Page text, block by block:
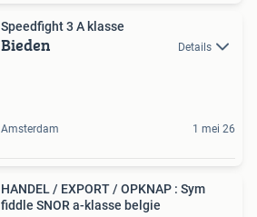
Speedfight 3 A klasse
Bieden Details
Amsterdam 1 mei 26
HANDEL / EXPORT / OPKNAP : Sym
fiddle SNOR a-klasse belgie